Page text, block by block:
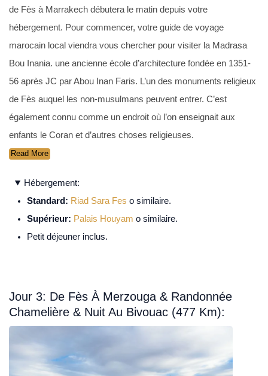
de Fès à Marrakech débutera le matin depuis votre
hébergement. Pour commencer, votre guide de voyage
marocain local viendra vous chercher pour visiter la Madrasa
Bou Inania. une ancienne école d’architecture fondée en 1351-
56 après JC par Abou Inan Faris. L’un des monuments religieux
de Fès auquel les non-musulmans peuvent entrer. C’est
également connu comme un endroit où l’on enseignait aux
enfants le Coran et d’autres choses religieuses.
Read More
Hébergement:
Standard: Riad Sara Fes o similaire.
Supérieur: Palais Houyam o similaire.
Petit déjeuner inclus.
Jour 3: De Fès À Merzouga & Randonnée
Chamelière & Nuit Au Bivouac (477 Km):